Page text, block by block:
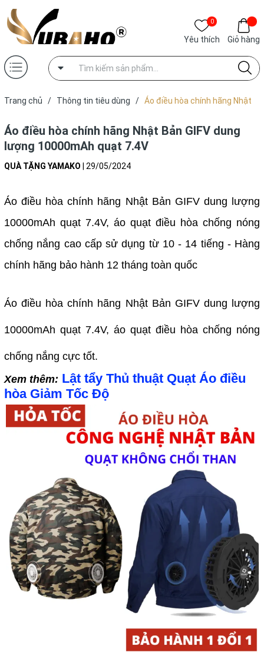
0
Yêu thích Giỏ hàng
Trang chủ / Thông tin tiêu dùng / Áo điều hòa chính hãng Nhật
Áo điều hòa chính hãng Nhật Bản GIFV dung
lượng 10000mAh quạt 7.4V
QUÀ TẶNG YAMAKO 29/05/2024
Áo điều hòa chính hãng Nhật Bản GIFV dung lượng
10000mAh quạt 7.4V, áo quạt điều hòa chống nóng
chống nắng cao cấp sử dụng từ 10 - 14 tiếng - Hàng
chính hãng bảo hành 12 tháng toàn quốc
Áo điều hòa chính hãng Nhật Bản GIFV dung lượng
10000mAh quạt 7.4V, áo quạt điều hòa chống nóng
chống nắng cực tốt.
Xem thêm: Lật tẩy Thủ thuật Quạt Áo điều
hòa Giảm Tốc Độ